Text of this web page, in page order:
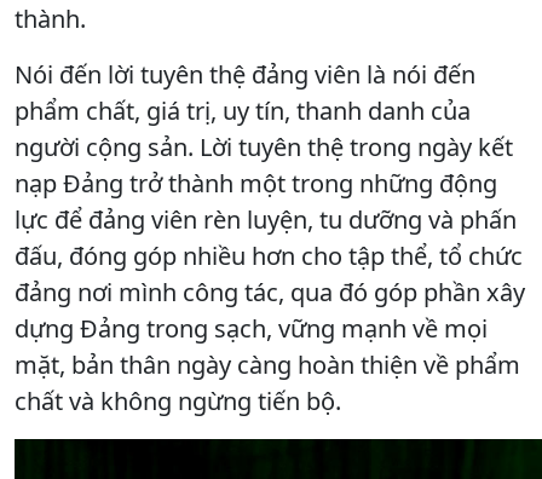
thành.
Nói đến lời tuyên thệ đảng viên là nói đến
phẩm chất, giá trị, uy tín, thanh danh của
người cộng sản. Lời tuyên thệ trong ngày kết
nạp Đảng trở thành một trong những động
lực để đảng viên rèn luyện, tu dưỡng và phấn
đấu, đóng góp nhiều hơn cho tập thể, tổ chức
đảng nơi mình công tác, qua đó góp phần xây
dựng Đảng trong sạch, vững mạnh về mọi
mặt, bản thân ngày càng hoàn thiện về phẩm
chất và không ngừng tiến bộ.